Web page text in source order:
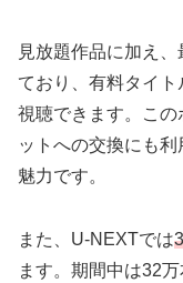
見放題作品に加え
ており、有料タイ
視聴できます。こ
ットへの交換にも
魅力です。
また、U-NEXTでは
ます。期間中は32